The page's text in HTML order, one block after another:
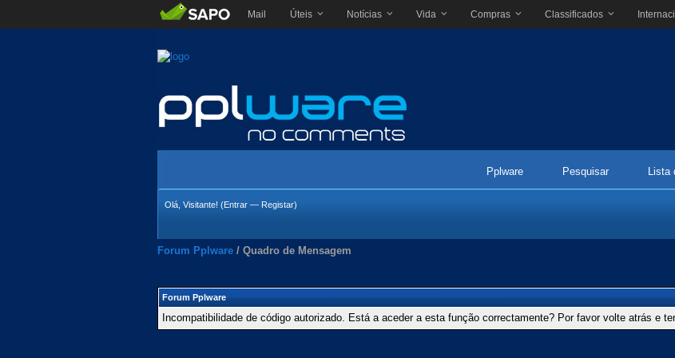
Mail Úteis Notícias Vida Compras Classificados
Pplware Pesquisar Lista
Olá, Visitante! (Entrar — Registar)
Forum Pplware / Quadro de Mensagem
Forum Pplware
Incompatibilidade de código autorizado. Está a aceder a esta função correctamente? Por favor volte atrás e